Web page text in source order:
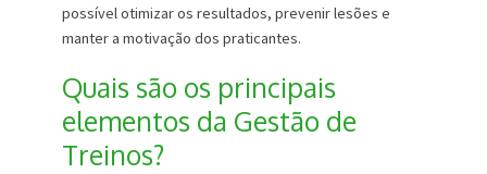
possível otimizar os resultados, prevenir lesões e
manter a motivação dos praticantes.
Quais são os principais
elementos da Gestão de
Treinos?